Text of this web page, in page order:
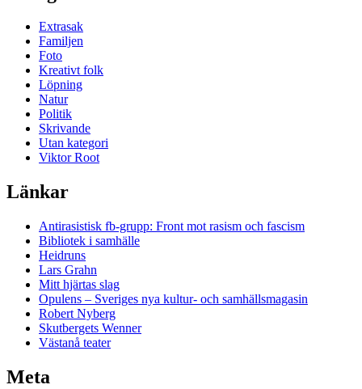
Extrasak
Familjen
Foto
Kreativt folk
Löpning
Natur
Politik
Skrivande
Utan kategori
Viktor Root
Länkar
Antirasistisk fb-grupp: Front mot rasism och fascism
Bibliotek i samhälle
Heidruns
Lars Grahn
Mitt hjärtas slag
Opulens – Sveriges nya kultur- och samhällsmagasin
Robert Nyberg
Skutbergets Wenner
Västanå teater
Meta